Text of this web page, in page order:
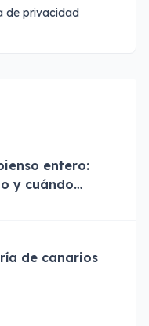
de privacidad
entero:
y cuándo
de canarios